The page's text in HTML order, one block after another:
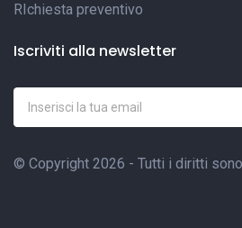
RIchiesta preventivo
Iscriviti alla newsletter
© Copyright 2026 - Tutti i diritti